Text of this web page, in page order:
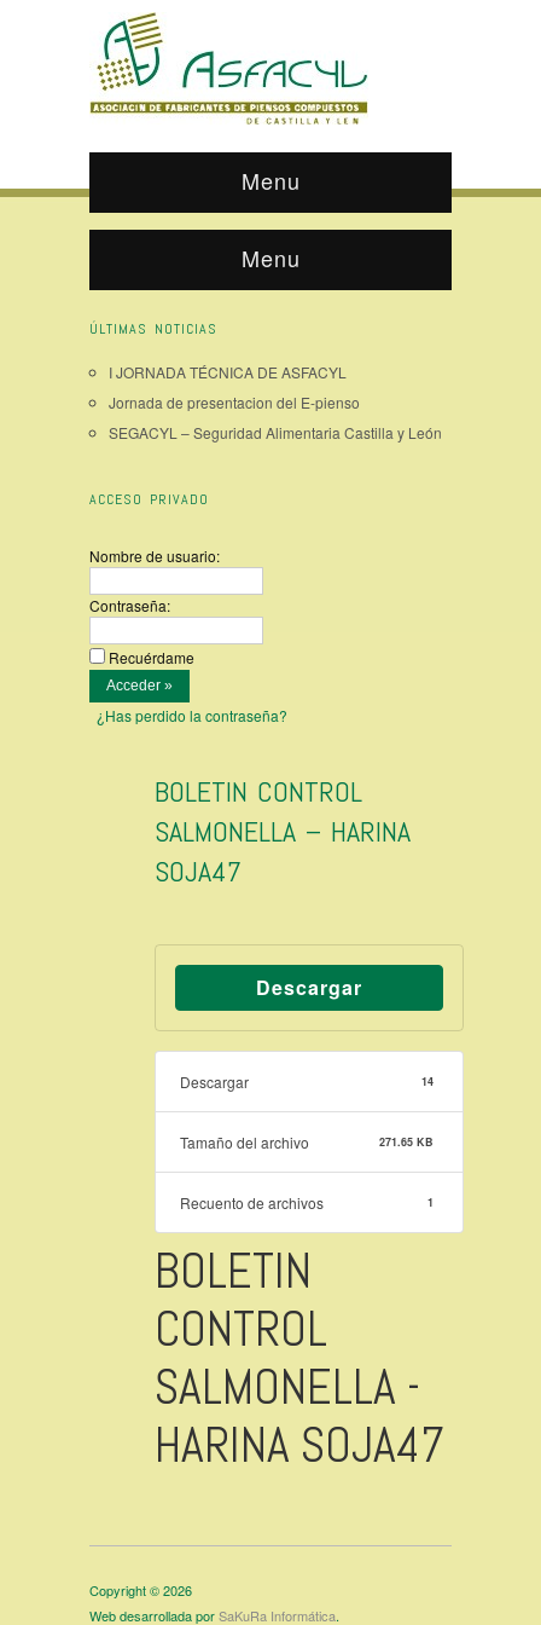
Menu
Menu
ÚLTIMAS NOTICIAS
I JORNADA TÉCNICA DE ASFACYL
Jornada de presentacion del E-pienso
SEGACYL – Seguridad Alimentaria Castilla y León
ACCESO PRIVADO
Nombre de usuario:
Contraseña:
Recuérdame
¿Has perdido la contraseña?
BOLETIN CONTROL
SALMONELLA – HARINA
SOJA47
Descargar
Descargar 14
Tamaño del archivo 271.65 KB
Recuento de archivos 1
BOLETIN
CONTROL
SALMONELLA -
HARINA SOJA47
Copyright © 2026
Web desarrollada porSaKuRa Informática.